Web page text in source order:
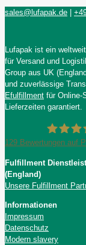
sales@lufapak.de |
Lufapak ist ein
für Versand und
Group aus UK
und zuverlässige
Efulfillment für Online-
Lieferzeiten garantiert.
Lufapak
129 Bewertungen auf
Fulfillment
(England)
Unsere Fulfillment
Informationen
Impressum
Datenschutz
Modern slavery